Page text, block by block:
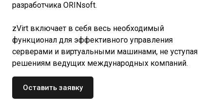
разработчика ORINsoft.
zVirt включает в себя весь необходимый
функционал для эффективного управления
серверами и виртуальными машинами, не уступая
решениям ведущих международных компаний.
Оставить заявку